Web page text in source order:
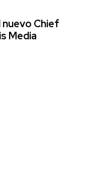
Chief
Media